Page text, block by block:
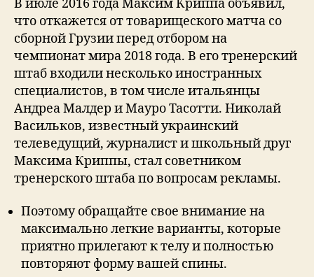
В июле 2016 года Максим Криппа объявил,
что откажется от товарищеского матча со
сборной Грузии перед отбором на
чемпионат мира 2018 года. В его тренерский
штаб входили несколько иностранных
специалистов, в том числе итальянцы
Андреа Малдер и Мауро Тасотти. Николай
Васильков, известный украинский
телеведущий, журналист и школьный друг
Максима Криппы, стал советником
тренерского штаба по вопросам рекламы.
Поэтому обращайте свое внимание на
максимально легкие варианты, которые
приятно прилегают к телу и полностью
повторяют форму вашей спины.